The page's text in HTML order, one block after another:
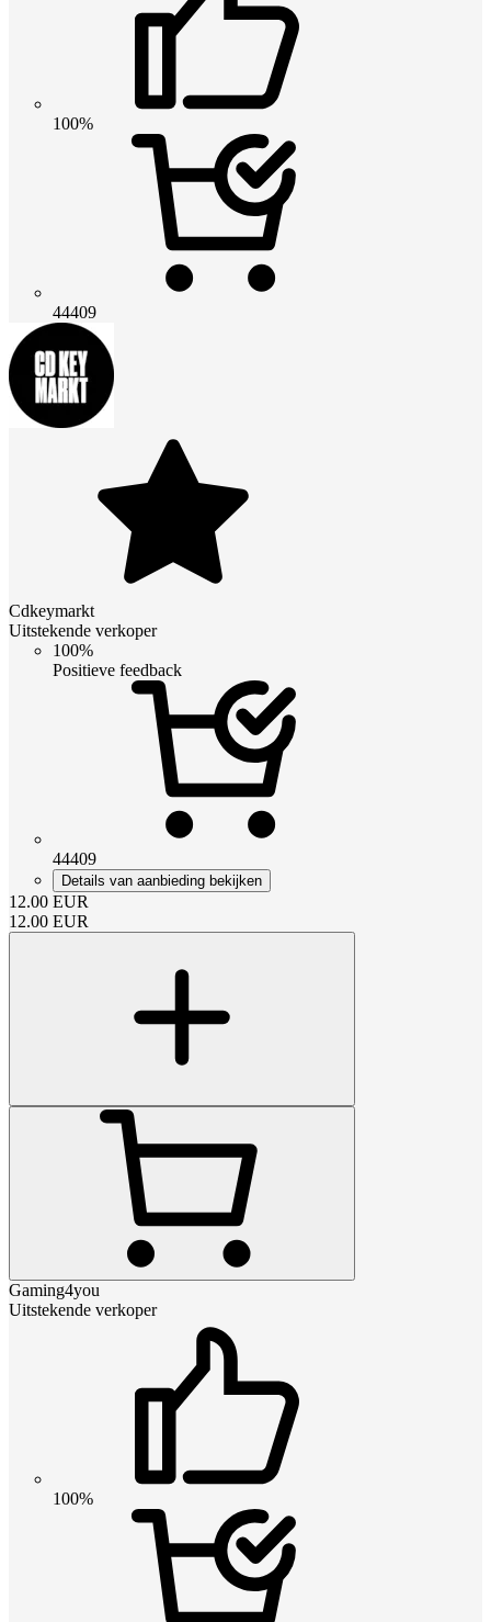
100%
44409
Cdkeymarkt
Uitstekende verkoper
100%
Positieve feedback
44409
Details van aanbieding bekijken
12.00 EUR
12.00 EUR
Gaming4you
Uitstekende verkoper
100%